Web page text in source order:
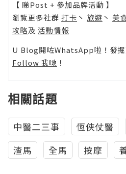
【 睇Post + 參加品牌活動 】
瀏覽更多社群 打卡 丶 旅遊 丶 美
攻略及 活動情報
U Blog開咗WhatsApp啦！發掘
Follow 我哋 ！
相關話題
中醫二三事 恆俠仗醫
渣馬
全馬 按摩